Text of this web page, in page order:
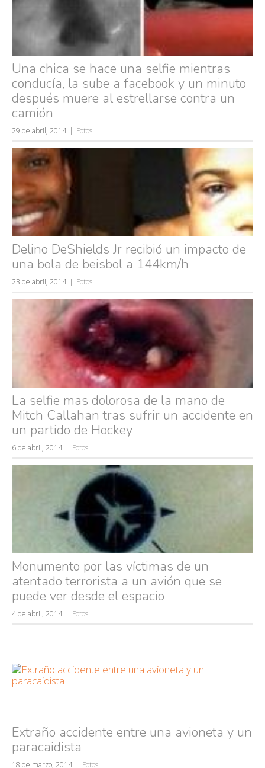
Una chica se hace una selfie mientras
conducía, la sube a facebook y un minuto
después muere al estrellarse contra un
camión
29 de abril, 2014 Fotos
Delino DeShields Jr recibió un impacto de
una bola de beisbol a 144km/h
23 de abril, 2014 Fotos
La selfie mas dolorosa de la mano de
Mitch Callahan tras sufrir un accidente en
un partido de Hockey
6 de abril, 2014 Fotos
Monumento por las víctimas de un
atentado terrorista a un avión que se
puede ver desde el espacio
4 de abril, 2014 Fotos
Extraño accidente entre una avioneta y un
paracaidista
18 de marzo, 2014 Fotos